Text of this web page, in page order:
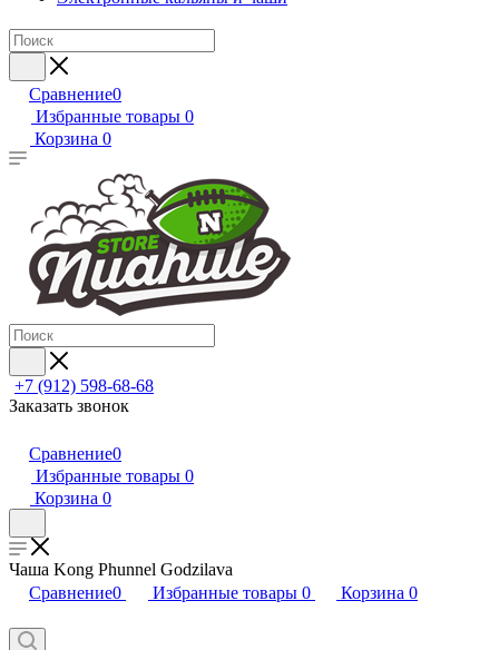
Сравнение0
Избранные товары 0
Корзина 0
+7 (912) 598-68-68
Заказать звонок
Сравнение0
Избранные товары 0
Корзина 0
Чаша Kong Phunnel Godzilava
Сравнение0 Избранные товары 0 Корзина 0